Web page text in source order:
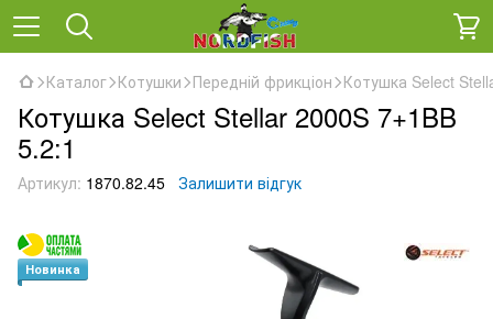
Каталог Котушки Передній фрикціон Котушка Select
Котушка Select Stellar 2000S 7+1BB
5.2:1
Артикул: 1870.82.45 Залишити відгук
Новинка